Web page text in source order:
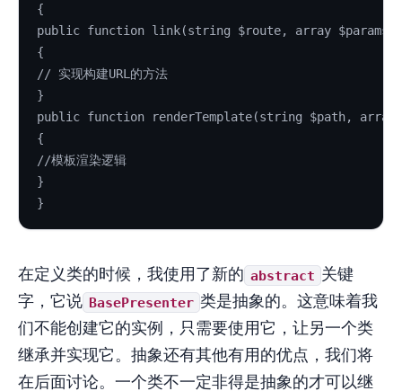
{
public function link(string $route, array
{
// 实现构建URL的方法
}
public function renderTemplate(string $path,
{
//模板渲染逻辑
}
}
在定义类的时候，我使用了新的 abstract 关键
字，它说 BasePresenter 类是抽象的。这意味着我
们不能创建它的实例，只需要使用它，让另一个类
继承并实现它。抽象还有其他有用的优点，我们将
在后面讨论。一个类不一定非得是抽象的才可以继